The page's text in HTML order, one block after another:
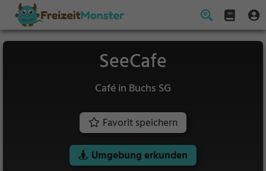
SeeCafe
Café in Buchs SG
Favorit speichern
Umgebung erkunden